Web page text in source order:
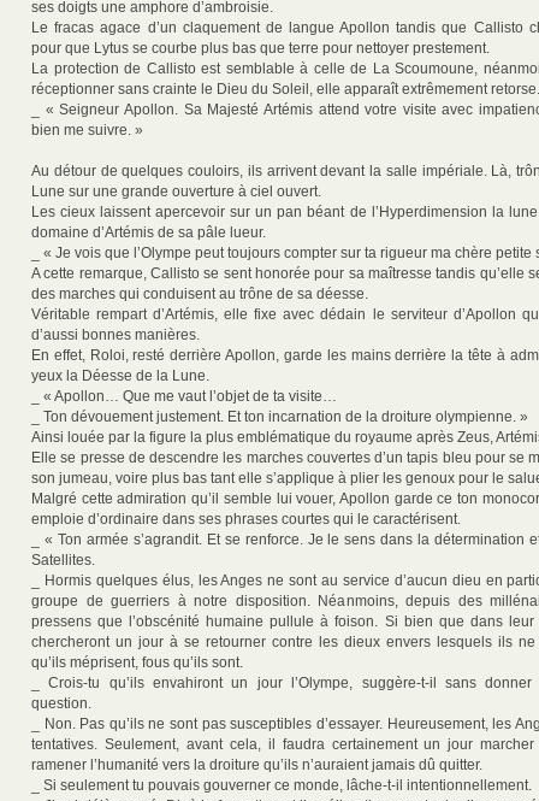
ses doigts une amphore d’ambroisie.
Le fracas agace d’un claquement de langue Apollon tandis que Callisto
pour que Lytus se courbe plus bas que terre pour nettoyer prestement.
La protection de Callisto est semblable à celle de La Scoumoune,
réceptionner sans crainte le Dieu du Soleil, elle apparaît extrêmement retorse.
_ « Seigneur Apollon. Sa Majesté Artémis attend votre visite avec
bien me suivre. »
Au détour de quelques couloirs, ils arrivent devant la salle impériale. Là,
Lune sur une grande ouverture à ciel ouvert.
Les cieux laissent apercevoir sur un pan béant de l’Hyperdimension la
domaine d’Artémis de sa pâle lueur.
_ « Je vois que l’Olympe peut toujours compter sur ta rigueur ma chère petite
A cette remarque, Callisto se sent honorée pour sa maîtresse tandis qu’elle
des marches qui conduisent au trône de sa déesse.
Véritable rempart d’Artémis, elle fixe avec dédain le serviteur d’Apollon
d’aussi bonnes manières.
En effet, Roloi, resté derrière Apollon, garde les mains derrière la tête à
yeux la Déesse de la Lune.
_ « Apollon… Que me vaut l’objet de ta visite…
_ Ton dévouement justement. Et ton incarnation de la droiture olympienne. »
Ainsi louée par la figure la plus emblématique du royaume après Zeus,
Elle se presse de descendre les marches couvertes d’un tapis bleu pour se
son jumeau, voire plus bas tant elle s’applique à plier les genoux pour le
Malgré cette admiration qu’il semble lui vouer, Apollon garde ce ton
emploie d’ordinaire dans ses phrases courtes qui le caractérisent.
_ « Ton armée s’agrandit. Et se renforce. Je le sens dans la détermination
Satellites.
_ Hormis quelques élus, les Anges ne sont au service d’aucun dieu en
groupe de guerriers à notre disposition. Néanmoins, depuis des
pressens que l’obscénité humaine pullule à foison. Si bien que dans
chercheront un jour à se retourner contre les dieux envers lesquels ils
qu’ils méprisent, fous qu’ils sont.
_ Crois-tu qu’ils envahiront un jour l’Olympe, suggère-t-il sans donner
question.
_ Non. Pas qu’ils ne sont pas susceptibles d’essayer. Heureusement, les
tentatives. Seulement, avant cela, il faudra certainement un jour
ramener l’humanité vers la droiture qu’ils n’auraient jamais dû quitter.
_ Si seulement tu pouvais gouverner ce monde, lâche-t-il intentionnellement.